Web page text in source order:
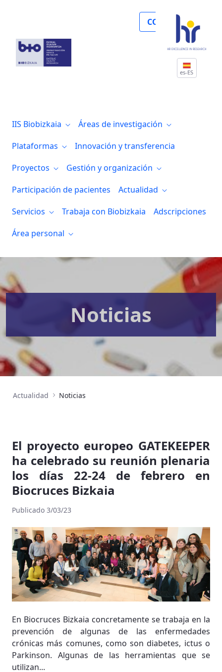
COLABORA
es-ES
IIS Biobizkaia
Áreas de investigación
Plataformas
Innovación y transferencia
Proyectos
Gestión y organización
Participación de pacientes
Actualidad
Servicios
Trabaja con Biobizkaia
Adscripciones
Área personal
Noticias
Actualidad Noticias
El proyecto europeo GATEKEEPER
ha celebrado su reunión plenaria
los días 22-24 de febrero en
Biocruces Bizkaia
Publicado 3/03/23
En Biocruces Bizkaia concretamente se trabaja en la
prevención de algunas de las enfermedades
crónicas más comunes, como son diabetes, ictus o
Parkinson. Algunas de las herramientas que se
utilizan...